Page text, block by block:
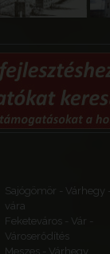
Sajógömör - Várhegy
vára
Feketeváros - Vár -
Városerődítés
Meszes - Várhegy